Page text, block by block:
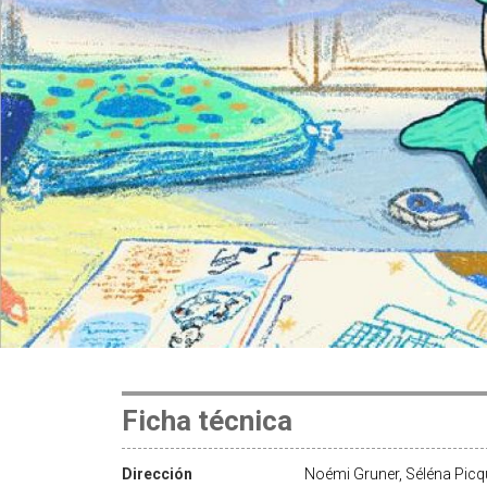
Ficha técnica
Dirección Noémi Gruner, Séléna